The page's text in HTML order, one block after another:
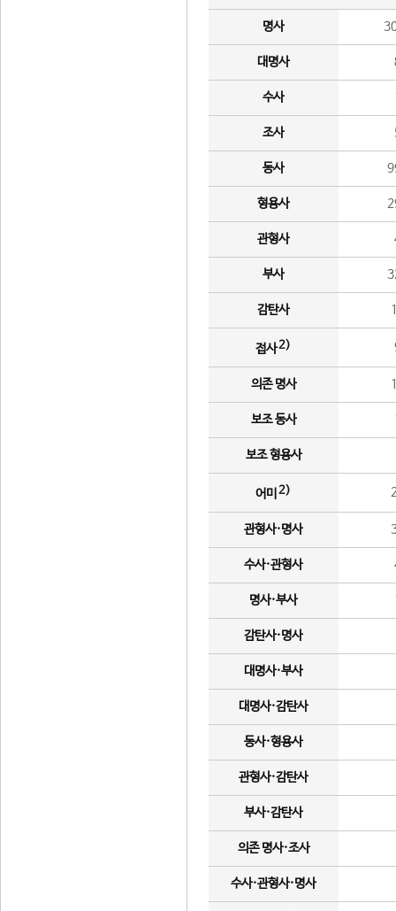
명사
대명사
수사
조사
동사
형용사
관형사
부사
감탄사
접사2)
의존 명사
보조 동사
보조 형용사
어미 2)
관형사·명사
수사·관형사
명사·부사
감탄사·명사
대명사·부사
대명사·감탄사
동사·형용사
관형사·감탄사
부사·감탄사
의존 명사·조사
수사·관형사·명사